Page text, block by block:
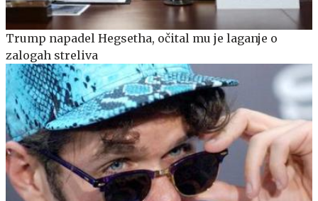
Trump napadel Hegsetha, očital mu je laganje o
zalogah streliva